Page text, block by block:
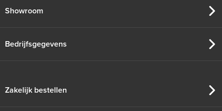
Showroom
Bedrijfsgegevens
Zakelijk bestellen